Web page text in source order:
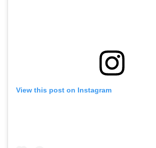
View this post on Instagram